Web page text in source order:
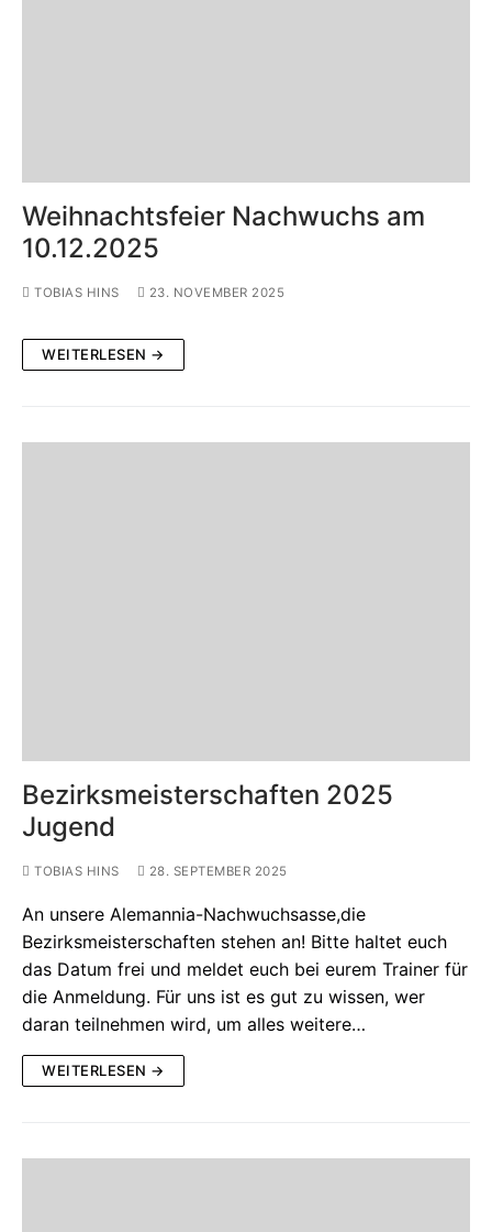
Weihnachtsfeier Nachwuchs am
10.12.2025
TOBIAS HINS 23. NOVEMBER 2025
WEITERLESEN →
Bezirksmeisterschaften 2025
Jugend
TOBIAS HINS 28. SEPTEMBER 2025
An unsere Alemannia-Nachwuchsasse,die
Bezirksmeisterschaften stehen an! Bitte haltet euch
das Datum frei und meldet euch bei eurem Trainer für
die Anmeldung. Für uns ist es gut zu wissen, wer
daran teilnehmen wird, um alles weitere…
WEITERLESEN →